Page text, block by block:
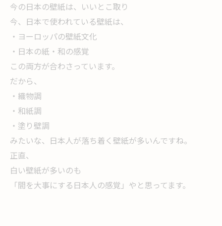
今の日本の壁紙は、いいとこ取り
今、日本で使われている壁紙は、
・ヨーロッパの壁紙文化
・日本の紙・和の感覚
この両方が合わさっています。
だから、
・織物調
・和紙調
・塗り壁調
みたいな、日本人が落ち着く壁紙が多いんですね。
正直、
白い壁紙が多いのも
「間を大事にする日本人の感覚」やと思ってます。